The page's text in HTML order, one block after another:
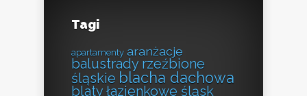
Tagi
apartamenty aranżacje
balustrady rzeźbione
śląskie blacha dachowa
blaty łazienkowe śląsk